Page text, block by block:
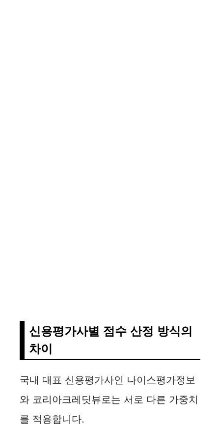
신용평가사별 점수 산정 방식의
차이
국내 대표 신용평가사인 나이스평가정보
와 코리아크레딧뷰로는 서로 다른 가중치
를 적용합니다.